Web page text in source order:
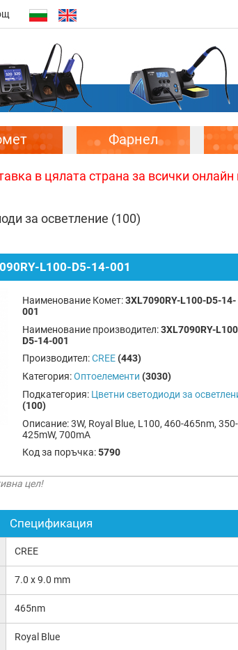
Фарнел
в цялата страна за всички
за осветление (100)
L100-D5-14-001
Наименование Комет:3XL7090RY-L100-D5-14-
001
Наименование производител:3XL7090RY-
D5-14-001
Производител:CREE (443)
Категория:Оптоелементи (3030)
Подкатегория: Цветни светодиоди за
(100)
Описание:3W, Royal Blue, L100, 460-465nm, 350-
425mW, 700mA
Код за поръчка:5790
цел!
Спецификация
CREE
7.0 x 9.0 mm
465nm
Royal Blue